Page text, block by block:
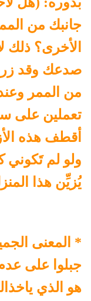
جانبك من
الأخرى؟ ذلك
صدعك وقد
من الممر
تعملين على
أقطف هذه
ولو لم تَكوني
يُزيِّن هذا
* المعنى
جبلوا على
هو الذي